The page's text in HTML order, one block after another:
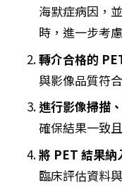
海默症病因，
時，進一步考
轉介合格的
與影像品質符
進行影像掃描
確保結果一致
將 PET 結果納
臨床評估資料